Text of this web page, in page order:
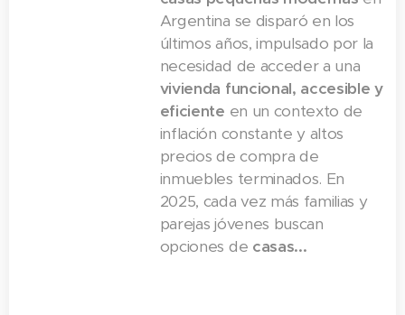
Argentina se disparó en los
últimos años, impulsado por la
necesidad de acceder a una
vivienda funcional, accesible y
eficiente en un contexto de
inflación constante y altos
precios de compra de
inmuebles terminados. En
2025, cada vez más familias y
parejas jóvenes buscan
opciones de casas...